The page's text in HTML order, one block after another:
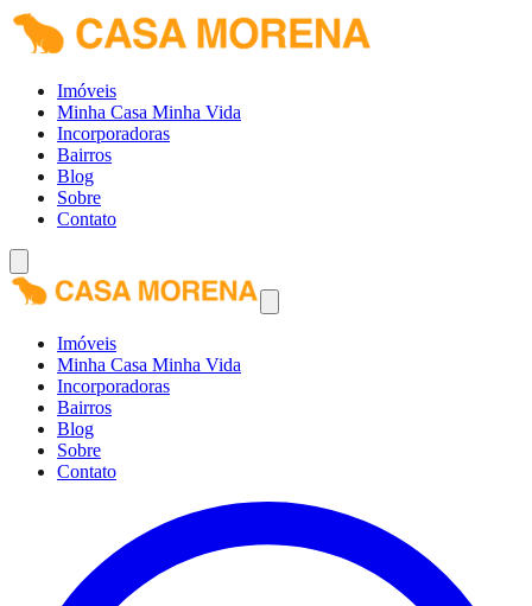
Imóveis
Minha Casa Minha Vida
Incorporadoras
Bairros
Blog
Sobre
Contato
Imóveis
Minha Casa Minha Vida
Incorporadoras
Bairros
Blog
Sobre
Contato